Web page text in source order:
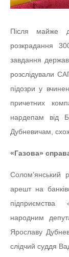
Після майже
розкрадання
завдання
розслідували
підозри у
причетних
нардепам від
Дубневичам,
«Газова»
Солом’янський
арешт на
підприємства
народним
Ярославу
слідчий суддя